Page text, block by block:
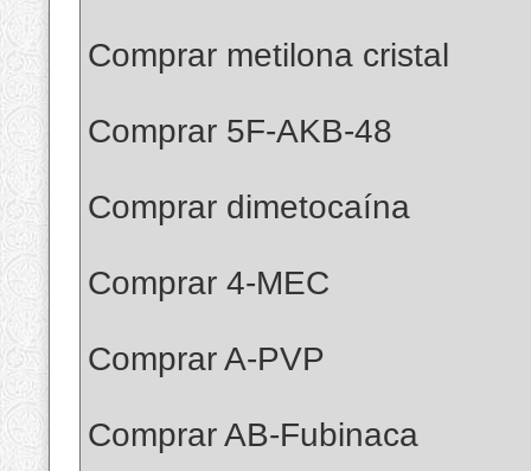
Comprar metilona cristal
Comprar 5F-AKB-48
Comprar dimetocaína
Comprar 4-MEC
Comprar A-PVP
Comprar AB-Fubinaca